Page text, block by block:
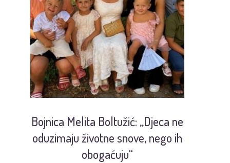
Bojnica Melita Boltužić: „Djeca ne
oduzimaju životne snove, nego ih
obogaćuju“